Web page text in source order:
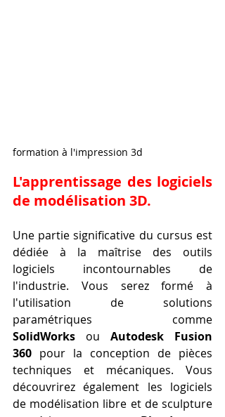
formation à l'impression 3d
L'apprentissage des logiciels
de modélisation 3D.
Une partie significative du cursus est
dédiée à la maîtrise des outils
logiciels incontournables de
l'industrie. Vous serez formé à
l'utilisation de solutions
SolidWorks ou Autodesk Fusion
360 pour la conception de pièces
techniques et mécaniques. Vous
découvrirez également les logiciels
de modélisation libre et de sculpture